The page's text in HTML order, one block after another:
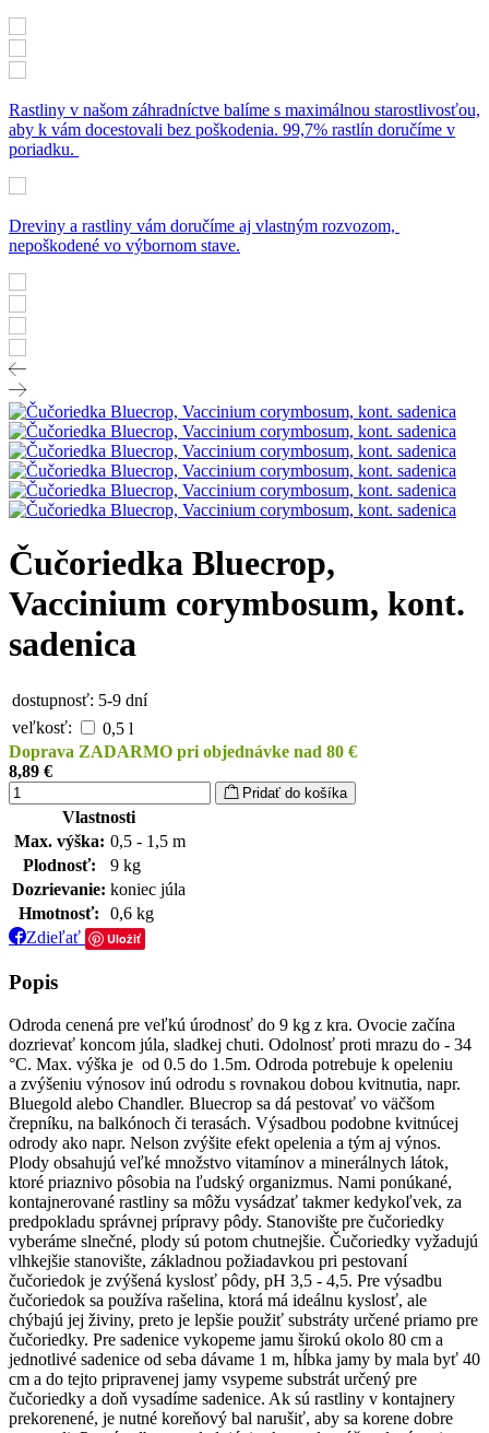
Rastliny v našom záhradníctve balíme s maximálnou starostlivosťou,
aby k vám docestovali bez poškodenia. 99,7% rastlín doručíme v
poriadku.
Dreviny a rastliny vám doručíme aj vlastným rozvozom,
nepoškodené vo výbornom stave.
Čučoriedka Bluecrop,
Vaccinium corymbosum, kont.
sadenica
dostupnosť: 5-9 dní
veľkosť:
0,5 l
Doprava ZADARMO pri objednávke nad 80 €
8,89 €
Pridať do košíka
Vlastnosti
Max. výška: 0,5 - 1,5 m
Plodnosť:
9 kg
Dozrievanie: koniec júla
Hmotnosť:
0,6 kg
Zdieľať
Uložiť
Popis
Odroda cenená pre veľkú úrodnosť do 9 kg z kra. Ovocie začína
dozrievať koncom júla, sladkej chuti. Odolnosť proti mrazu do - 34
°C. Max. výška je od 0.5 do 1.5m. Odroda potrebuje k opeleniu
a zvýšeniu výnosov inú odrodu s rovnakou dobou kvitnutia, napr.
Bluegold alebo Chandler. Bluecrop sa dá pestovať vo väčšom
črepníku, na balkónoch či terasách. Výsadbou podobne kvitnúcej
odrody ako napr. Nelson zvýšite efekt opelenia a tým aj výnos.
Plody obsahujú veľké množstvo vitamínov a minerálnych látok,
ktoré priaznivo pôsobia na ľudský organizmus. Nami ponúkané,
kontajnerované rastliny sa môžu vysádzať takmer kedykoľvek, za
predpokladu správnej prípravy pôdy. Stanovište pre čučoriedky
vyberáme slnečné, plody sú potom chutnejšie. Čučoriedky vyžadujú
vlhkejšie stanovište, základnou požiadavkou pri pestovaní
čučoriedok je zvýšená kyslosť pôdy, pH 3,5 - 4,5. Pre výsadbu
čučoriedok sa používa rašelina, ktorá má ideálnu kyslosť, ale
chýbajú jej živiny, preto je lepšie použiť substráty určené priamo pre
čučoriedky. Pre sadenice vykopeme jamu širokú okolo 80 cm a
jednotlivé sadenice od seba dávame 1 m, hĺbka jamy by mala byť 40
cm a do tejto pripravenej jamy vsypeme substrát určený pre
čučoriedky a doň vysadíme sadenice. Ak sú rastliny v kontajnery
prekorenené, je nutné koreňový bal narušiť, aby sa korene dobre